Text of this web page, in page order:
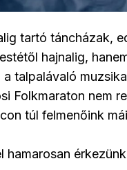
tartó táncházak,
hajnalig,
talpalávaló
Folkmaraton nem
túl felmenőink
hamarosan